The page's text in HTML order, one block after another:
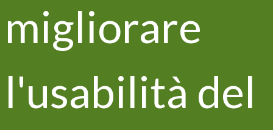
Life VITISOM al festival del
migliorare
l'usabilità del